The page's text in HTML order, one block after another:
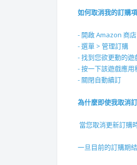
如何取消我的訂購
- 開啟 Amazon 商店
- 選單 > 管理訂購
- 找到您欲更動的遊
- 按一下該遊戲應用
- 關閉自動續訂
為什麼即使我取消
當您取消更新訂購
一旦目前的訂購期